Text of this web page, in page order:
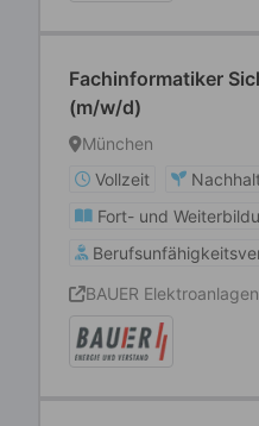
Fachinformatiker
(m/w/d)
München
Vollzeit
Fort- und
BAUER Elektroanlagen